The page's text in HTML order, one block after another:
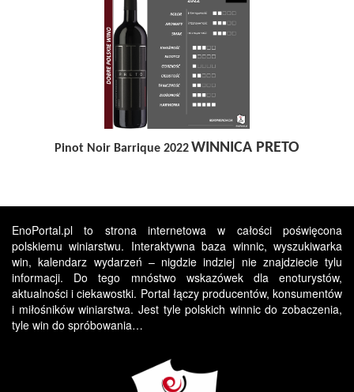
Pinot Noir Barrique 2022WINNICA PRETO
EnoPortal.pl to strona internetowa w całości poświęcona
polskiemu winiarstwu. Interaktywna baza winnic, wyszukiwarka
win, kalendarz wydarzeń – nigdzie indziej nie znajdziecie tylu
informacji. Do tego mnóstwo wskazówek dla enoturystów,
aktualności i ciekawostki. Portal łączy producentów, konsumentów
i miłośników winiarstwa. Jest tyle polskich winnic do zobaczenia,
tyle win do spróbowania…